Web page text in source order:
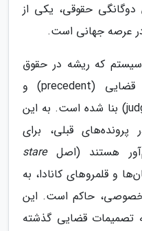
حقوقی، یکی از
در عرصه جهانی است.
که ریشه در حقوق
انگلستان دارد، بر پایه رویه قضایی (precedent) و
تصمیمات قضات (judge-made law) بنا شده است. به این
قبلی، برای
هستند (اصلstare
و قلمروهای کانادا، به
حاکم است. این
تصمیمات قضایی گذشته